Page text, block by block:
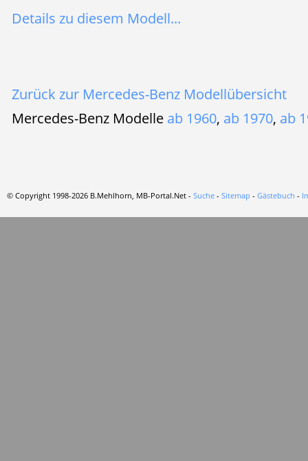
Details zu diesem Modell...
Zurück zur Mercedes-Benz Modellübersicht
Mercedes-Benz Modelle ab 1960, ab 1970, ab
© Copyright 1998-2026 B.Mehlhorn, MB-Portal.Net - Suche - Sitemap - Gästebuch -